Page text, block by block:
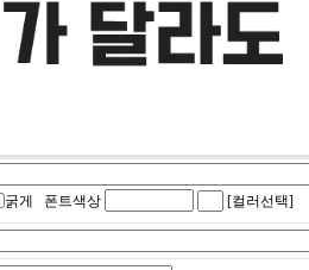
굵게 폰트색상 [컬러선택]